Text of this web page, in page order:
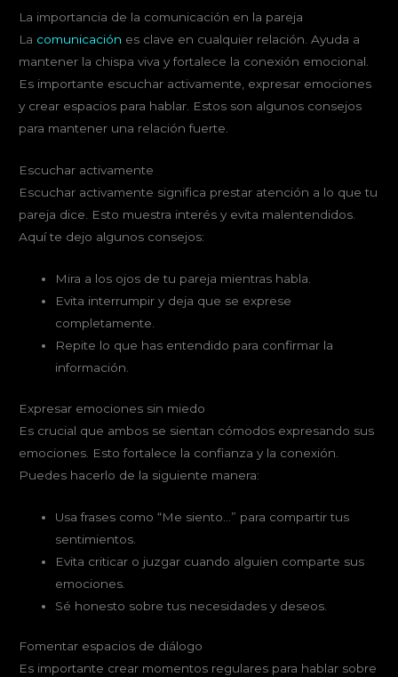
La importancia de la comunicación en la pareja
La comunicación es clave en cualquier relación. Ayuda a
mantener la chispa viva y fortalece la conexión emocional.
Es importante escuchar activamente, expresar emociones
y crear espacios para hablar. Estos son algunos consejos
para mantener una relación fuerte.
Escuchar activamente
Escuchar activamente significa prestar atención a lo que tu
pareja dice. Esto muestra interés y evita malentendidos.
Aquí te dejo algunos consejos:
Mira a los ojos de tu pareja mientras habla.
Evita interrumpir y deja que se exprese
completamente.
Repite lo que has entendido para confirmar la
información.
Expresar emociones sin miedo
Es crucial que ambos se sientan cómodos expresando sus
emociones. Esto fortalece la confianza y la conexión.
Puedes hacerlo de la siguiente manera:
Usa frases como “Me siento…” para compartir tus
sentimientos.
Evita criticar o juzgar cuando alguien comparte sus
emociones.
Sé honesto sobre tus necesidades y deseos.
Fomentar espacios de diálogo
Es importante crear momentos regulares para hablar sobre